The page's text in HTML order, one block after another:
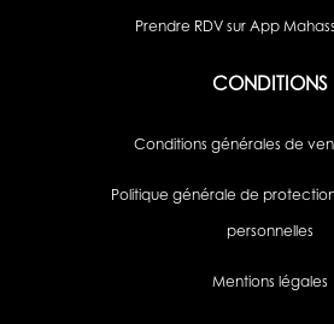
Prendre RDV sur App
CONDITIONS
Conditions générales de
Politique générale de
personnelles
Mentions légales